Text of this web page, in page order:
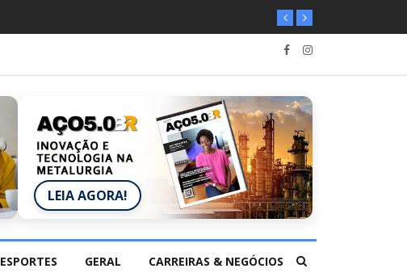
LEIA AGORA!
ESPORTES GERAL CARREIRAS & NEGÓCIOS